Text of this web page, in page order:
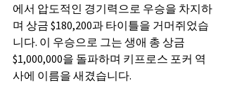
에서 압도적인 경기력으로 우승을 차지하
며 상금 $180,200과 타이틀을 거머쥐었습
니다. 이 우승으로 그는 생애 총 상금
$1,000,000을 돌파하며 키프로스 포커 역
사에 이름을 새겼습니다.